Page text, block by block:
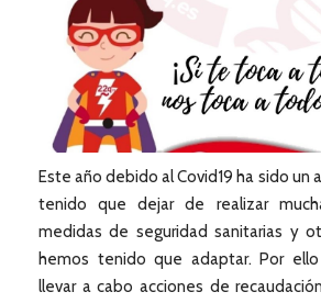
Este año debido al Covid19 ha sido un
tenido que dejar de realizar
medidas de seguridad sanitarias y
hemos tenido que adaptar. Por
llevar a cabo acciones de